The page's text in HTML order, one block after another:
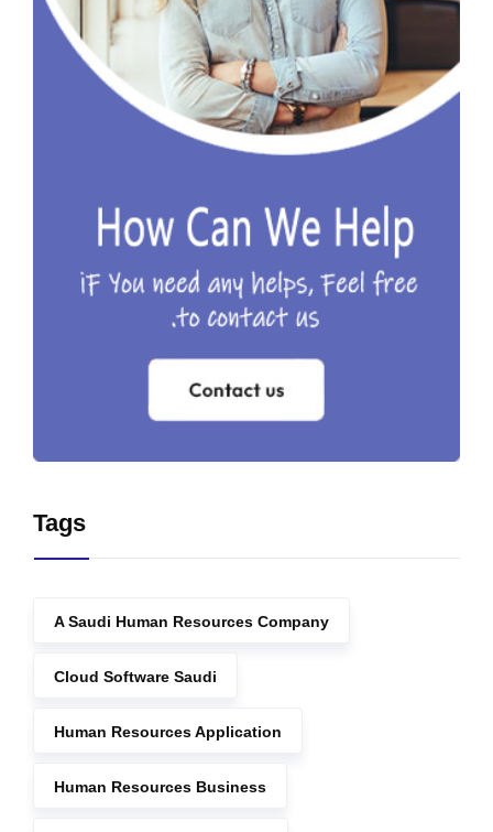
Tags
A Saudi Human Resources Company
Cloud Software Saudi
Human Resources Application
Human Resources Business